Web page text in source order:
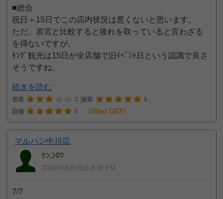
■総合
祝日＋15日でこの店内状況は悪くないと思います。
ただ、若宮と比較すると後れを取っていると言わざる
を得ないですが。
ｷﾝｸﾞ観光は15日が全店舗で旧ｲﾍﾞﾝﾄ日という認識で良さ
そうですね。
続きを読む
営業 3 接客
5
設備
5 100pt GET!
マルハン中川店
ｹﾝ,ｼﾛｳ
2019年08月06日 8:38 PM
7/7